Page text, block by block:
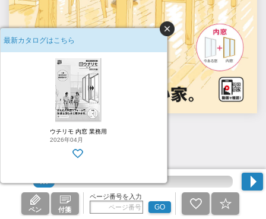
ペン 付箋
ページ番号を入力
GO
最新カタログはこちら
ウチリモ 内窓 業務用
2026年04月